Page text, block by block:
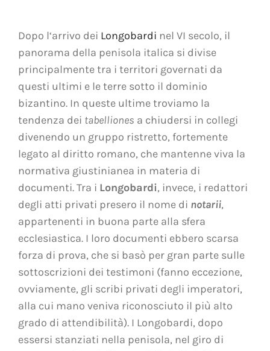
Dopo l‘arrivo dei Longobardi nel VI secolo, il
panorama della penisola italica si divise
principalmente tra i territori governati da
questi ultimi e le terre sotto il dominio
bizantino. In queste ultime troviamo la
tendenza dei tabelliones a chiudersi in collegi
divenendo un gruppo ristretto, fortemente
legato al diritto romano, che mantenne viva la
normativa giustinianea in materia di
documenti. Tra i Longobardi, invece, i redattori
degli atti privati presero il nome di notarii,
appartenenti in buona parte alla sfera
ecclesiastica. I loro documenti ebbero scarsa
forza di prova, che si basò per gran parte sulle
sottoscrizioni dei testimoni (fanno eccezione,
ovviamente, gli scribi privati degli imperatori,
alla cui mano veniva riconosciuto il più alto
grado di attendibilità). I Longobardi, dopo
essersi stanziati nella penisola, nel giro di